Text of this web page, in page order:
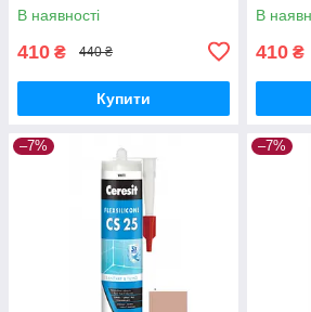
В наявності
410 ₴ 440 ₴
Купити
В
410 ₴
–7% –7%